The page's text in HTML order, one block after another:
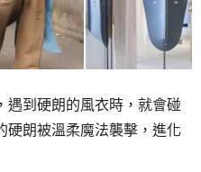
遇到硬朗的風衣時，就會碰
硬朗被溫柔魔法襲擊，進化